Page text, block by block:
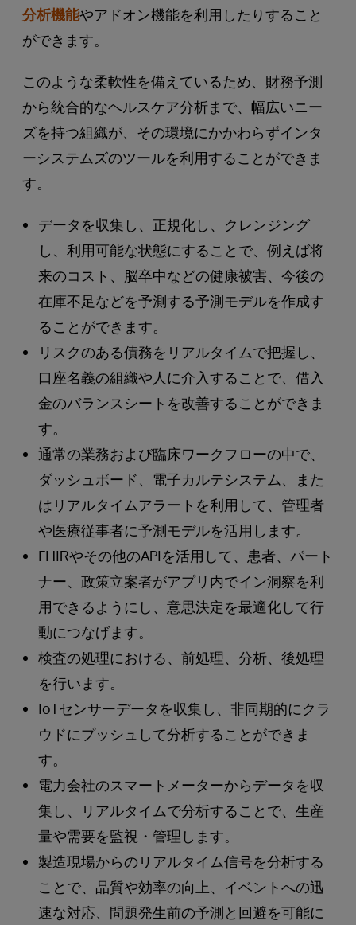
分析機能やアドオン機能を利用したりすること
ができます。
このような柔軟性を備えているため、財務予測
から統合的なヘルスケア分析まで、幅広いニー
ズを持つ組織が、その環境にかかわらずインタ
ーシステムズのツールを利用することができま
す。
データを収集し、正規化し、クレンジング
し、利用可能な状態にすることで、例えば将
来のコスト、脳卒中などの健康被害、今後の
在庫不足などを予測する予測モデルを作成す
ることができます。
リスクのある債務をリアルタイムで把握し、
口座名義の組織や人に介入することで、借入
金のバランスシートを改善することができま
す。
通常の業務および臨床ワークフローの中で、
ダッシュボード、電子カルテシステム、また
はリアルタイムアラートを利用して、管理者
や医療従事者に予測モデルを活用します。
FHIRやその他のAPIを活用して、患者、パート
ナー、政策立案者がアプリ内でイン洞察を利
用できるようにし、意思決定を最適化して行
動につなげます。
検査の処理における、前処理、分析、後処理
を行います。
IoTセンサーデータを収集し、非同期的にクラ
ウドにプッシュして分析することができま
す。
電力会社のスマートメーターからデータを収
集し、リアルタイムで分析することで、生産
量や需要を監視・管理します。
製造現場からのリアルタイム信号を分析する
ことで、品質や効率の向上、イベントへの迅
速な対応、問題発生前の予測と回避を可能に